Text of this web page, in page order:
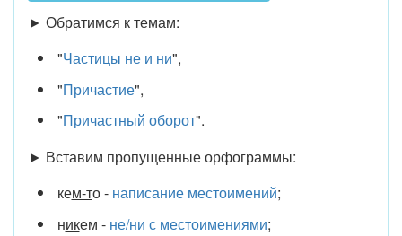
► Обратимся к темам:
"Частицы не и ни",
"Причастие",
"Причастный оборот".
► Вставим пропущенные орфограммы:
кем-то - написание местоимений;
никем - не/ни с местоимениями;